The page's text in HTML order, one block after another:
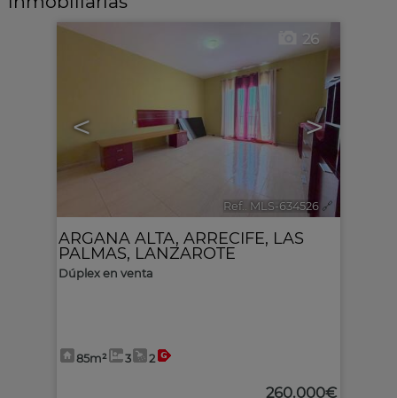
< >
26
Ref.. MLS-634526 🔗
ARGANA ALTA, ARRECIFE, LAS
PALMAS, LANZAROTE
Dúplex en venta
85m² 3 2
260.000€